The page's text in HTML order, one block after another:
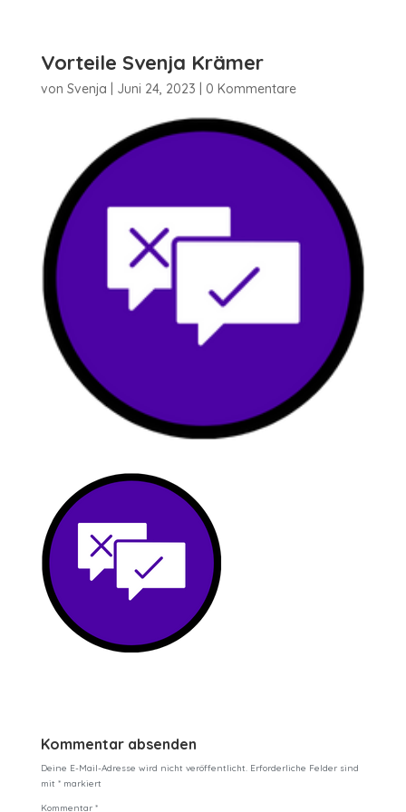
Vorteile Svenja Krämer
von Svenja Juni 24, 2023 0 Kommentare
Kommentar absenden
Deine E-Mail-Adresse wird nicht veröffentlicht. Erforderliche Felder sind
mit *markiert
Kommentar *